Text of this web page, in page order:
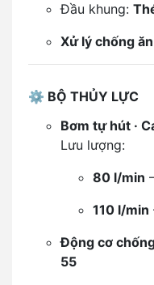
Đầu khung:
Xử lý chống
⚙️ BỘ THỦY LỰC
Bơm tự hút ·
Lưu lượng:
80 l/min
110 l/min
Động cơ
55